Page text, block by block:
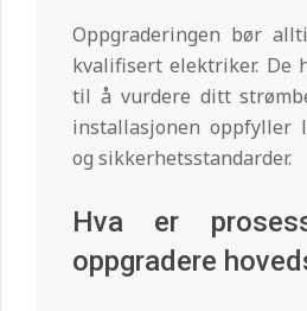
Oppgraderingen bør
kvalifisert elektriker. De
til å vurdere ditt
installasjonen oppfyller
og sikkerhetsstandarder.
Hva er
oppgradere